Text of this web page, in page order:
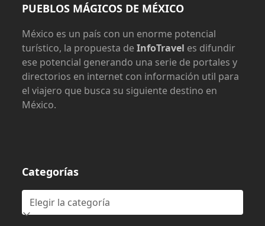
PUEBLOS MÁGICOS DE MÉXICO
México es un país con un enorme potencial
turístico, la propuesta deInfoTravel es difundir
ese potencial generando una serie de portales y
directorios en internet con información util para
el viajero que busca su siguiente destino en
México.
Categorías
Categorías